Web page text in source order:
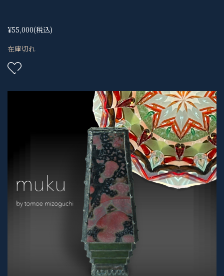
¥55,000(税込)
在庫切れ